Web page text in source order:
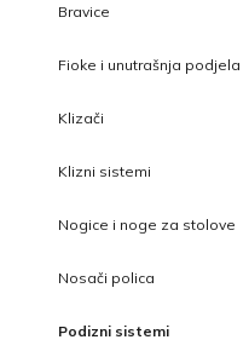
Bravice
Fioke i unutrašnja podjela
Klizači
Klizni sistemi
Nogice i noge za stolove
Nosači polica
Podizni sistemi